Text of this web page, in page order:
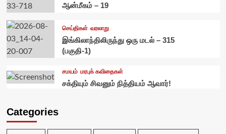
ஆன்மீகம் – 19
செய்திகள் வரலாறு
இங்கிலாந்திலிருந்து ஒரு மடல் – 315
(பகுதி-1)
சமயம் மரபுக் கவிதைகள்
சக்தியும் சிவனும் நித்தியம் ஆவார்!
Categories